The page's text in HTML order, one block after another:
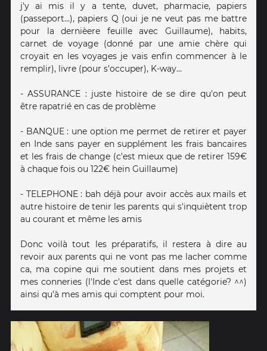
j'y ai mis il y a tente, duvet, pharmacie, papiers
(passeport...), papiers Q (oui je ne veut pas me battre
pour la dernièere feuille avec Guillaume), habits,
carnet de voyage (donné par une amie chère qui
croyait en les voyages je vais enfin commencer à le
remplir), livre (pour s'occuper), K-way...
- ASSURANCE : juste histoire de se dire qu'on peut
être rapatrié en cas de problème
- BANQUE : une option me permet de retirer et payer
en Inde sans payer en supplément les frais bancaires
et les frais de change (c'est mieux que de retirer 159€
à chaque fois ou 122€ hein Guillaume)
- TELEPHONE : bah déjà pour avoir accès aux mails et
autre histoire de tenir les parents qui s'inquiètent trop
au courant et même les amis
Donc voilà tout les préparatifs, il restera à dire au
revoir aux parents qui ne vont pas me lacher comme
ca, ma copine qui me soutient dans mes projets et
mes conneries (l'Inde c'est dans quelle catégorie? ^^)
ainsi qu'à mes amis qui comptent pour moi.